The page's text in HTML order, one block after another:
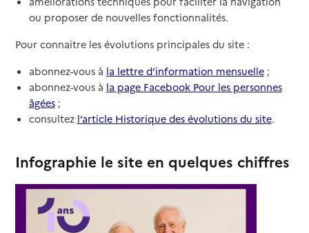
ou proposer de nouvelles fonctionnalités.
Pour connaitre les évolutions principales du site :
abonnez-vous à la lettre d’information mensuelle;
abonnez-vous à la page Facebook Pour les personnes
âgées;
consultez l’article Historique des évolutions du site.
Infographie le site en quelques chiffres